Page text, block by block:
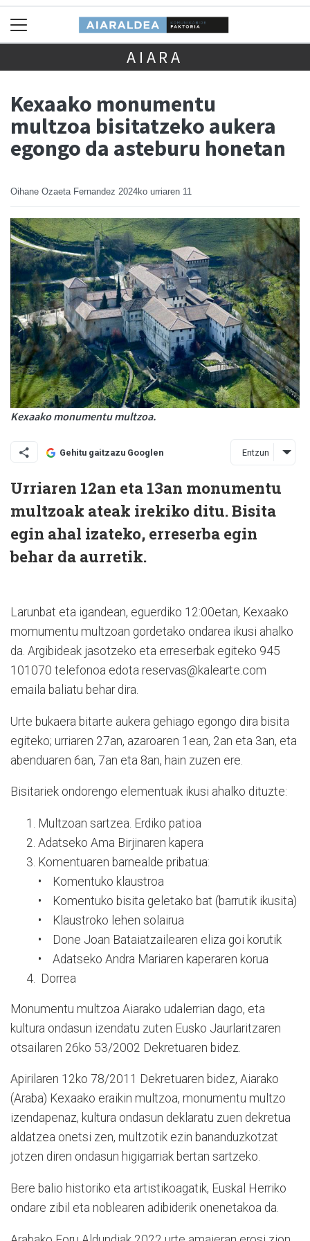
AIARA
Kexaako monumentu
multzoa bisitatzeko aukera
egongo da asteburu honetan
Oihane Ozaeta Fernandez 2024ko urriaren 11
Kexaako monumentu multzoa.
Gehitu gaitzazu Googlen Entzun
Urriaren 12an eta 13an monumentu
multzoak ateak irekiko ditu. Bisita
egin ahal izateko, erreserba egin
behar da aurretik.
Larunbat eta igandean, eguerdiko 12:00etan, Kexaako
momumentu multzoan gordetako ondarea ikusi ahalko
da. Argibideak jasotzeko eta erreserbak egiteko 945
101070 telefonoa edota reservas@kalearte.com
emaila baliatu behar dira.
Urte bukaera bitarte aukera gehiago egongo dira bisita
egiteko; urriaren 27an, azaroaren 1ean, 2an eta 3an, eta
abenduaren 6an, 7an eta 8an, hain zuzen ere.
Bisitariek ondorengo elementuak ikusi ahalko dituzte:
Multzoan sartzea. Erdiko patioa
Adatseko Ama Birjinaren kapera
Komentuaren barnealde pribatua:
• Komentuko klaustroa
• Komentuko bisita geletako bat (barrutik ikusita)
• Klaustroko lehen solairua
• Done Joan Bataiatzailearen eliza goi korutik
• Adatseko Andra Mariaren kaperaren korua
Dorrea
Monumentu multzoa Aiarako udalerrian dago, eta
kultura ondasun izendatu zuten Eusko Jaurlaritzaren
otsailaren 26ko 53/2002 Dekretuaren bidez.
Apirilaren 12ko 78/2011 Dekretuaren bidez, Aiarako
(Araba) Kexaako eraikin multzoa, monumentu multzo
izendapenaz, kultura ondasun deklaratu zuen dekretua
aldatzea onetsi zen, multzotik ezin bananduzkotzat
jotzen diren ondasun higigarriak bertan sartzeko.
Bere balio historiko eta artistikoagatik, Euskal Herriko
ondare zibil eta noblearen adibiderik onenetakoa da.